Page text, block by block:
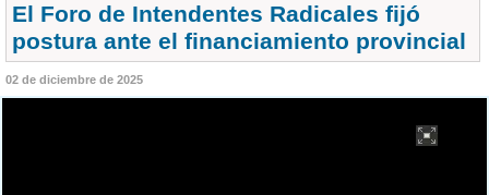
El Foro de Intendentes Radicales fijó
postura ante el financiamiento provincial
02 de diciembre de 2025